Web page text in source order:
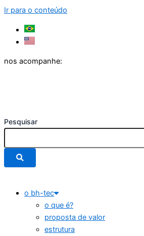
Ir para o conteúdo
nos acompanhe:
Pesquisar
o bh-tec
o que é?
proposta de valor
estrutura